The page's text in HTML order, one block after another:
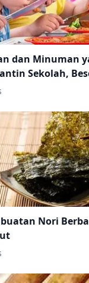
dan Minuman
Sekolah,
Nori